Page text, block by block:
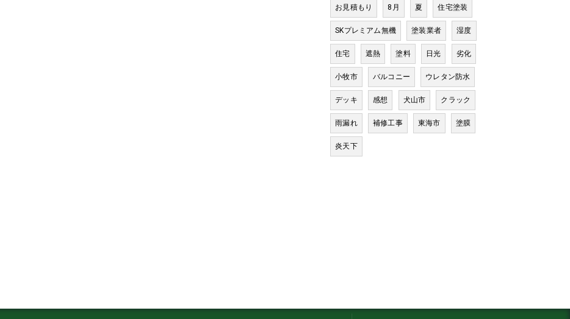
お見積もり 8月 夏 住宅塗装
SKプレミアム無機 塗装業者 湿度
住宅 遮熱 塗料 日光 劣化
小牧市 バルコニー ウレタン防水
デッキ 感想 犬山市 クラック
雨漏れ 補修工事 東海市 塗膜
炎天下